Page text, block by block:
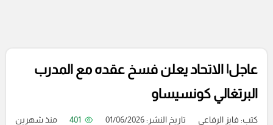
عاجل| الاتحاد يعلن فسخ عقده مع المدرب
البرتغالي كونسيساو
كتب: فايز الرفاعي تاريخ النشر: 01/06/2026 401 منذ شهرين